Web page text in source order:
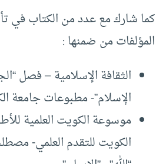
كما شارك مع عدد من الكتاب في
المؤلفات من ضمنها :
الثقافة الإسلامية – فصل
الإسلام”- مطبوعات جامعة
موسوعة الكويت العلمية
الكويت للتقدم العلمي-